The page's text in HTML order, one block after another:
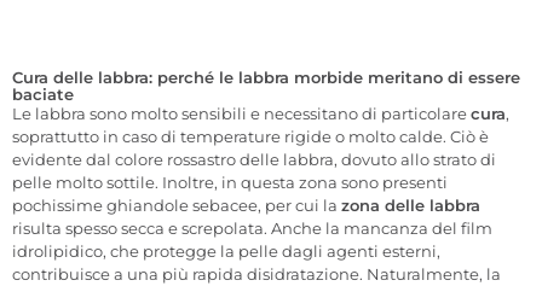
Cura delle labbra: perché le labbra morbide meritano di essere
baciate
Le labbra sono molto sensibili e necessitano di particolarecura,
soprattutto in caso di temperature rigide o molto calde. Ciò è
evidente dal colore rossastro delle labbra, dovuto allo strato di
pelle molto sottile. Inoltre, in questa zona sono presenti
pochissime ghiandole sebacee, per cui la zona delle labbra
risulta spesso secca e screpolata. Anche la mancanza del film
idrolipidico, che protegge la pelle dagli agenti esterni,
contribuisce a una più rapida disidratazione. Naturalmente, la